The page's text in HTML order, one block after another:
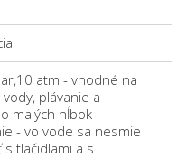
atm - vhodné na
plávanie a
malých hĺbok -
- vo vode sa nesmie
tlačidlami a s